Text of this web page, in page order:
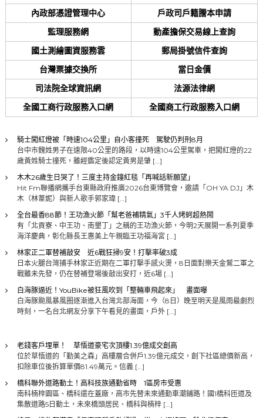
內政部憑證管理中心
戶政司戶籍謄本申請
監理服務網
動產擔保交易線上查詢
國土測繪圖資服務雲
郵局掛號信件查詢
台灣票據交換所
當日金價
司法院全球資訊網
法源法律網
全國工商行政服務入口網
全國商工行政服務入口網
騎士闖紅燈被「時速104公里」自小客撞死 駕駛仍判刑8月
台中市魏姓男子在速限40公里的路段，以時速104公里駕車，把闖紅燈的22
歲黃姓騎士撞死，雖經鑑定後認定黃男是肇 […]
木木26歲生日哭了！三度主持金鐘紅毯「再喊話新願望」
Hit Fm聯播網攜手台東縣政府推廣2026台東博覽會，邀請「OH YA DJ」木
木（林葦妮）與新人歌手郭家瑋 […]
全台最香88節！王功漁火節「幫老爸補精氣」3千人烤蚵超熱鬧
有「北貢寮、中王功、南墾丁」之稱的王功漁火節，今明2天展開一系列夏季
海洋慶典，彰化縣長王惠美上午親臨王功福海宮 […]
林家正二軍替補敲安 近6戰狂掃9安！打擊率破3成
日本火腿台灣捕手林家正近期在二軍打擊手感火燙，8日面對樂天金鷲二軍之
戰雖未先發，仍在替補登場後敲出安打，近6場 […]
白海豚逼近！YouBike被狂風吹到「整輛車飛起來」 畫面曝
白海豚颱風暴風圈逐漸進入台灣北部海面，今（8日）晚至明天是風雨最劇烈
時刻，一名台北網友分享下午看見的畫面，戶外 […]
老錢客戶埋單！ 草悟道豪宅次頂樓1.39億成交創高
位於草悟道的「勤美之森」高樓層合併戶1.39億元成交，創下社區總價新高，
扣除車位後拆算單價81.49萬元。信義 […]
橋科聯外道路動土！高科技族通勤省時 1區房市受惠
南科楠梓園區、橋科還在蓋廠，高市先替未來通勤車潮鋪路！國1橋科匝道及
集散道路5日動土，未來橋頭居民、橋科與楠梓 […]